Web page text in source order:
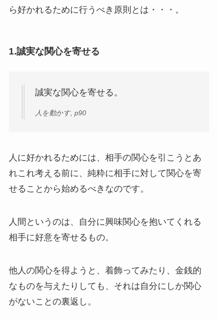
ら好かれるために行うべき原則とは・・・。
1.誠実な関心を寄せる
誠実な関心を寄せる。
人を動かす, p90
人に好かれるためには、相手の関心を引こうとあ
れこれ考える前に、純粋に相手に対して関心を寄
せることから始めるべきなのです。
人間というのは、自分に興味関心を抱いてくれる
相手に好意を寄せるもの。
他人の関心を得ようと、着飾ってみたり、金銭的
なものを与えたりしても、それは自分にしか関心
がないことの裏返し。